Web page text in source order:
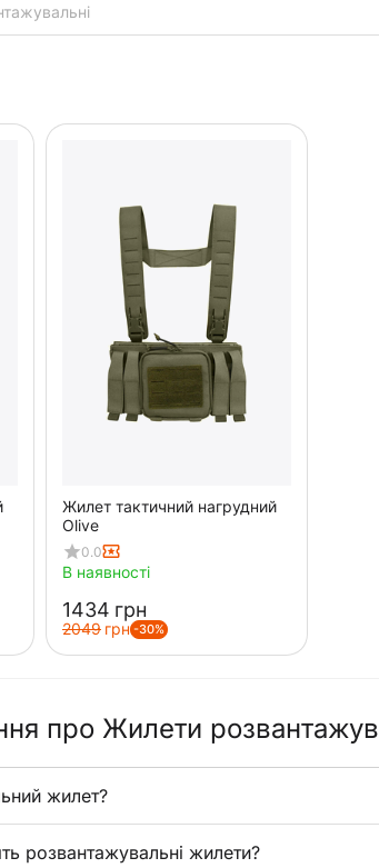
Жилет тактичний нагрудний
Olive
0.0
В наявності
‍1434‍ грн
‍2049‍ грн -30%
про Жилети
жилет?
розвантажувальні жилети?